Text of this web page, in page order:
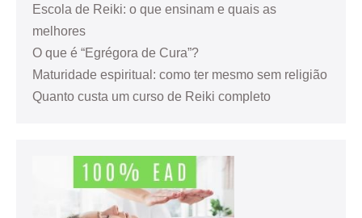
Escola de Reiki: o que ensinam e quais as
melhores
O que é “Egrégora de Cura”?
Maturidade espiritual: como ter mesmo sem religião
Quanto custa um curso de Reiki completo